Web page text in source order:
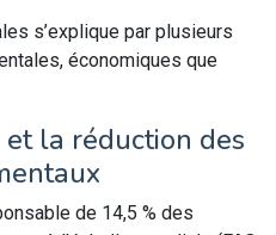
s’explique par plusieurs
économiques que
la réduction des
de 14,5 % des